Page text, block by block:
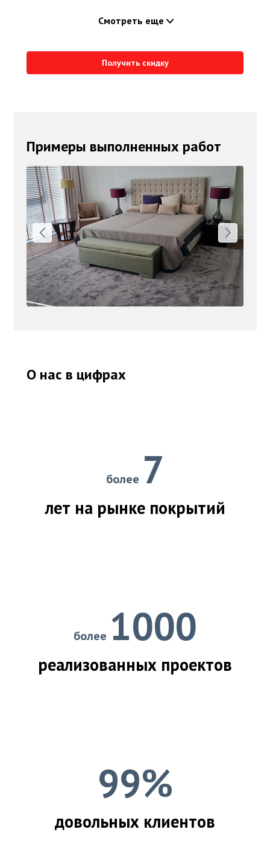
Смотреть еще
Получить скидку
Примеры выполненных работ
О нас в цифрах
более 7
лет на рынке покрытий
более 1000
реализованных проектов
99%
довольных клиентов